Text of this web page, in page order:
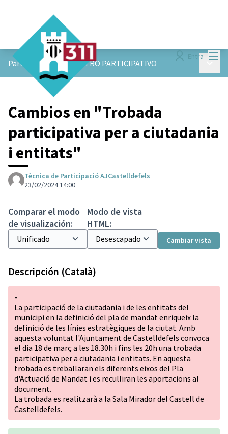
Entra
ParticiPAM!/ENCUENTRO PARTICIPATIVO
Cambios en "Trobada
participativa per a ciutadania
i entitats"
Tècnica de Participació AJCastelldefels
23/02/2024 14:00
Comparar el modo
de visualización:
Modo de vista
HTML:
Cambiar vista
Descripción (Català)
-
La participació de la ciutadania i de les entitats del
municipi en la definició del pla de mandat enriqueix la
definició de les línies estratègiques de la ciutat. Amb
aquesta voluntat l'Ajuntament de Castelldefels convoca
el dia 18 de març a les 18.30h i fins les 20h una trobada
participativa per a ciutadania i entitats. En aquesta
trobada es treballaran els diferents eixos del Pla
d'Actuació de Mandat i es reculliran les aportacions al
document.
La trobada es realitzarà a la Sala Mirador del Castell de
Castelldefels.